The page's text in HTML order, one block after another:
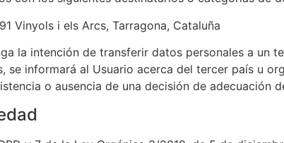
Vinyols i els Arcs, Tarragona, Cataluña
la intención de transferir datos personales a un
se informará al Usuario acerca del tercer país u
o ausencia de una decisión de adecuación